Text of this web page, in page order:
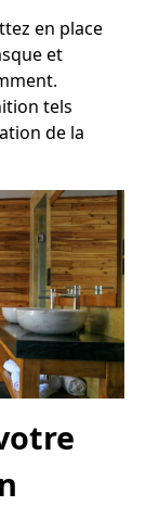
en place
et
tels
de la